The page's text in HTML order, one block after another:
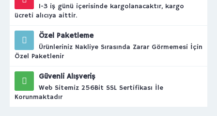
1-3 iş günü içerisinde kargolanacaktır, kargo
ücreti alıcıya aittir.
Özel Paketleme
Ürünleriniz Nakliye Sırasında Zarar Görmemesi İçin
Özel Paketlenir
Güvenli Alışveriş
Web Sitemiz 256Bit SSL Sertifikası İle
Korunmaktadır